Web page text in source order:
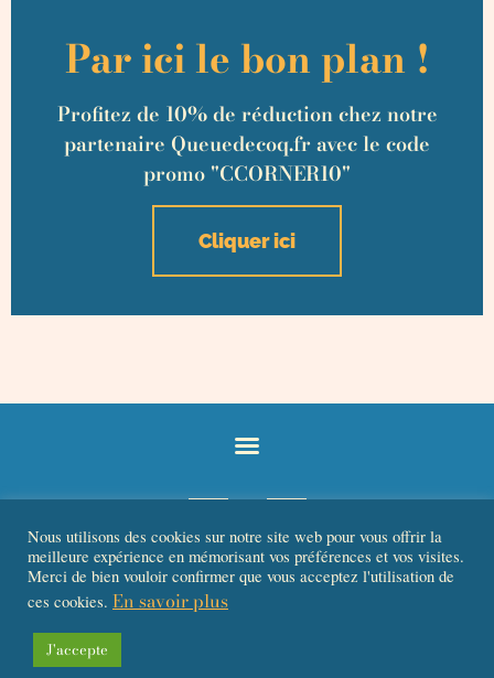
Par ici le bon plan !
Profitez de 10% de réduction chez notre
partenaire Queuedecoq.fr avec le code
promo "CCORNER10"
Cliquer ici
L’ABUS D’ALCOOL EST DANGEREUX POUR LA SANTÉ. À CONSOMMER AVEC
Nous utilisons des cookies sur notre site web pour vous offrir la
meilleure expérience en mémorisant vos préférences et vos visites.
Merci de bien vouloir confirmer que vous acceptez l'utilisation de
ces cookies. En savoir plus
J'accepte